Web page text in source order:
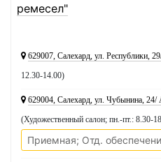
ремесел"
629007, Салехард, ул. Республики,
12.30-14.00)
629004, Салехард, ул. Чубынина,
(Художественный салон; пн.-пт.: 8.30-
Приемная; Отд.